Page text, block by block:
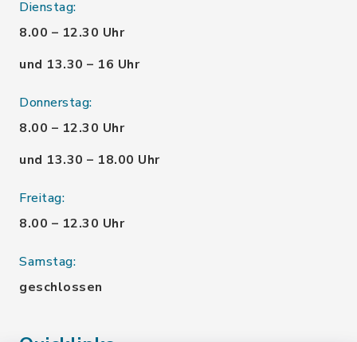
Dienstag:
8.00 – 12.30 Uhr
und 13.30 – 16 Uhr
Donnerstag:
8.00 – 12.30 Uhr
und 13.30 – 18.00 Uhr
Freitag:
8.00 – 12.30 Uhr
Samstag:
geschlossen